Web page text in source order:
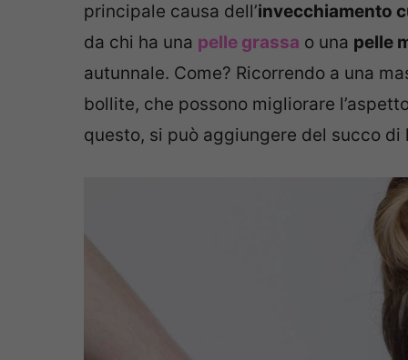
principale causa dell’invecchiamento
da chi ha una pelle grassa o una pelle
autunnale. Come? Ricorrendo a una
bollite, che possono migliorare
questo, si può aggiungere del succo di